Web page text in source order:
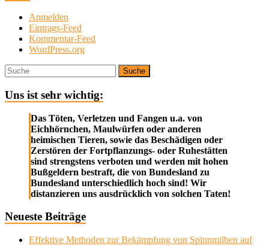
Anmelden
Eintrags-Feed
Kommentar-Feed
WordPress.org
Suche
Uns ist sehr wichtig:
Das Töten, Verletzen und Fangen u.a. von
Eichhörnchen, Maulwürfen oder anderen
heimischen Tieren, sowie das Beschädigen oder
Zerstören der Fortpflanzungs- oder Ruhestätten
sind strengstens verboten und werden mit hohen
Bußgeldern bestraft, die von Bundesland zu
Bundesland unterschiedlich hoch sind! Wir
distanzieren uns ausdrücklich von solchen Taten!
Neueste Beiträge
Effektive Methoden zur Bekämpfung von Spinnmilben auf